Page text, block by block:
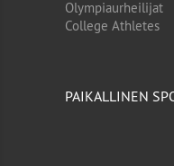
Olympiaurheilijat
College Athletes
PAIKALLINEN